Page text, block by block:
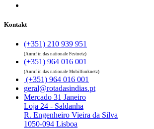
Kontakt
(+351) 210 939 951
(Anruf in das nationale Festnetz)
(+351) 964 016 001
(Anruf in das nationale Mobilfunknetz)
(+351) 964 016 001
geral@rotadasindias.pt
Mercado 31 Janeiro
Loja 24 - Saldanha
R. Engenheiro Vieira da Silva
1050-094 Lisboa